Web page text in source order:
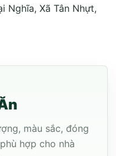
Nghĩa, Xã Tân Nhựt,
màu sắc, đóng
hợp cho nhà